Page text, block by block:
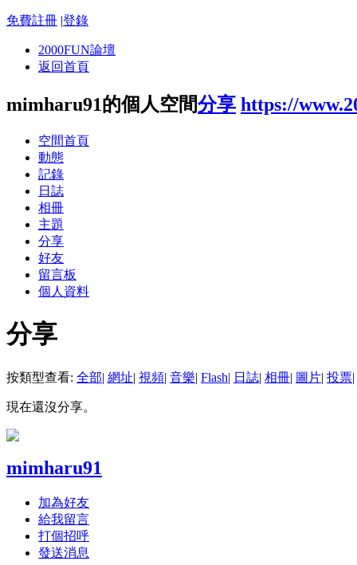
免費註冊 |登錄
2000FUN論壇
返回首頁
mimharu91的個人空間分享 https://
空間首頁
動態
記錄
日誌
相冊
主題
分享
好友
留言板
個人資料
分享
按類型查看: 全部| 網址| 視頻| 音樂| Flash| 日誌| 相冊| 圖片| 投票|
現在還沒分享。
mimharu91
加為好友
給我留言
打個招呼
發送消息